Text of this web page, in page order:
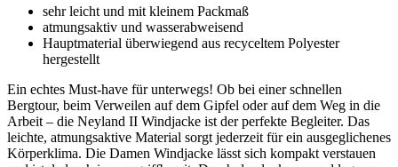
sehr leicht und mit kleinem Packmaß
atmungsaktiv und wasserabweisend
Hauptmaterial überwiegend aus recyceltem Polyester
hergestellt
Ein echtes Must-have für unterwegs! Ob bei einer schnellen
Bergtour, beim Verweilen auf dem Gipfel oder auf dem Weg in die
Arbeit – die Neyland II Windjacke ist der perfekte Begleiter. Das
leichte, atmungsaktive Material sorgt jederzeit für ein ausgeglichenes
Körperklima. Die Damen Windjacke lässt sich kompakt verstauen